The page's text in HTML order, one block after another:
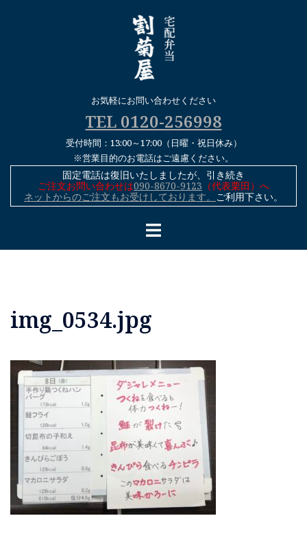
お気軽にお問い合わせください
TEL 0120-256998
受付時間：13:00～17:00（日曜・祝日休み）
※営業目的のお電話はご遠慮ください。
固定電話は復旧いたしましたが、引き続き
ご注文お問い合わせは090-8670-9123 （代表栗田）へ
ネットからのご注文もお受けしております。 ご利用下さい。
img_0534.jpg